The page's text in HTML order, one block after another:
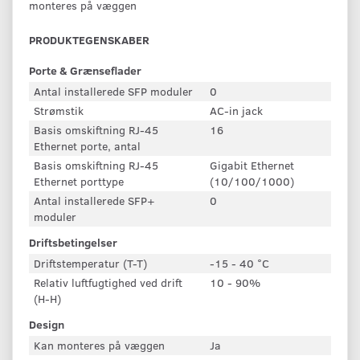
monteres på væggen
PRODUKTEGENSKABER
Porte & Grænseflader
Antal installerede SFP moduler
0
Strømstik
AC-in jack
Basis omskiftning RJ-45
Ethernet porte, antal
16
Basis omskiftning RJ-45
Ethernet porttype
Gigabit Ethernet
(10/100/1000)
Antal installerede SFP+
moduler
0
Driftsbetingelser
Driftstemperatur (T-T)
-15 - 40 °C
Relativ luftfugtighed ved drift
(H-H)
10 - 90%
Design
Kan monteres på væggen
Ja